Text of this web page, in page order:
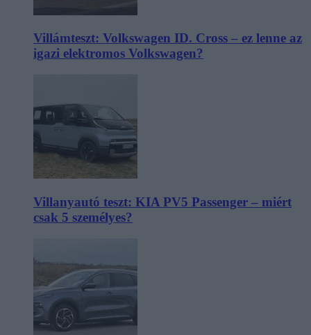
Villámteszt: Volkswagen ID. Cross – ez lenne az
igazi elektromos Volkswagen?
Villanyautó teszt: KIA PV5 Passenger – miért
csak 5 személyes?